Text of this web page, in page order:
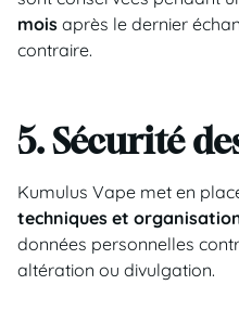
mois après le dernier
contraire.
5. Sécurité
Kumulus Vape met en
techniques et
données personnelles
altération ou divulgation.